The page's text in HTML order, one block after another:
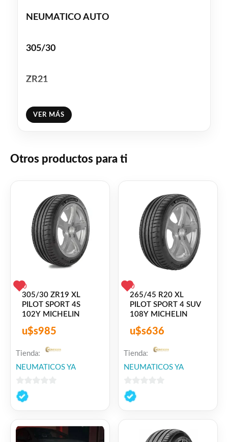
NEUMATICO AUTO
305/30
ZR21
XL PILOT SPORT EV ACOUSTIC
Share Facebook
WhatsApp
Gmail
EmailCopy
Link
Twitter
Share
❤ME GUSTA
VER MÁS
Otros productos para ti
0
305/30 ZR19 XL
PILOT SPORT 4S
102Y MICHELIN
u$s985
Tienda:
NEUMATICOS YA
0
de
0
265/45 R20 XL
PILOT SPORT 4 SUV
108Y MICHELIN
u$s636
Tienda:
NEUMATICOS YA
0
de